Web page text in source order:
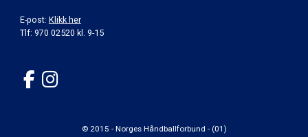
E-post: Klikk her
Tlf: 970 02520 kl. 9-15
© 2015 - Norges Håndballforbund - (01)